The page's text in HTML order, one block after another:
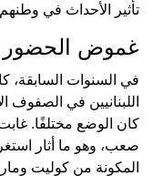
تأثير الأحداث في وطنهم
غموض الحضور
في السنوات السابقة،
اللبنانيين في الصفوف
كان الوضع مختلفًا.
صعب، وهو ما أثار
المكونة من كوليت